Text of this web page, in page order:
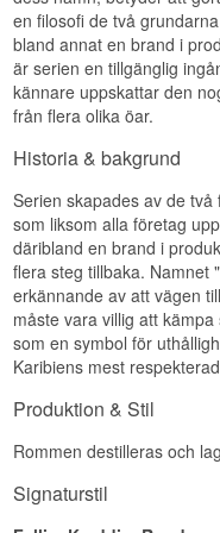
Typ:
Hell
Doft
Söt
en
Typ:
en filosofi de två
bland annat en brand i
är serien en tillgänglig
kännare uppskattar den
från flera olika öar.
Historia & bakgrund
Serien skapades av de
som liksom alla företag
däribland en brand i
flera steg tillbaka. Namnet
erkännande av att vägen
måste vara villig att
som en symbol för
Karibiens mest
Produktion & Stil
Rommen destilleras och
Signaturstil